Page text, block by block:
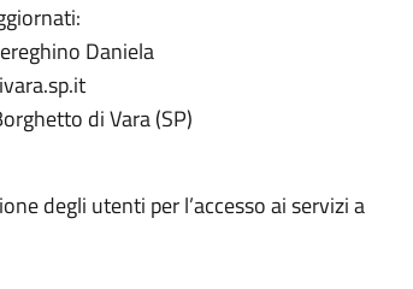
Daniela
di Vara (SP)
degli utenti per l’accesso ai servizi a